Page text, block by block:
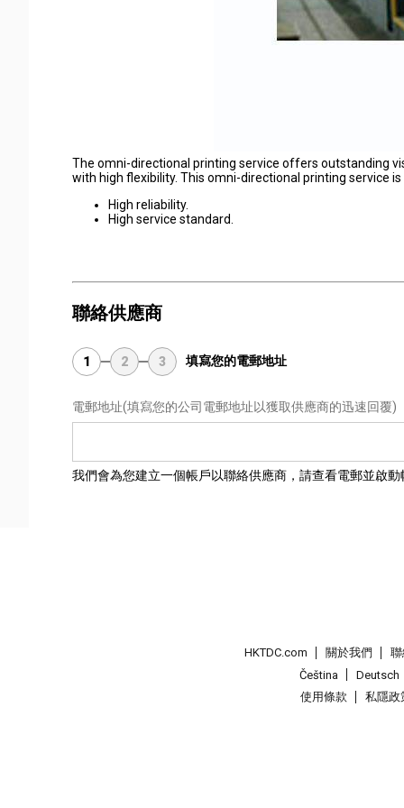
The omni-directional printing service offers outstanding
with high flexibility. This omni-directional printing service
High reliability.
High service standard.
聯絡供應商
1 2 3 填寫您的電郵地址
電郵地址(填寫您的公司電郵地址以獲取供應商的迅速回覆)
我們會為您建立一個帳戶以聯絡供應商，請查看電郵並啟動
HKTDC.com 關於我們
Čeština
Deutsch
使用條款
私隱政